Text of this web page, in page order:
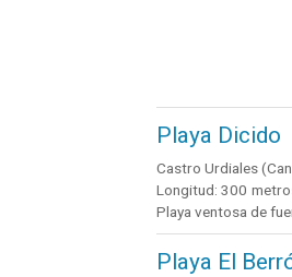
Playa Dicido
Castro Urdiales
Longitud: 300
Playa ventosa de
Playa El